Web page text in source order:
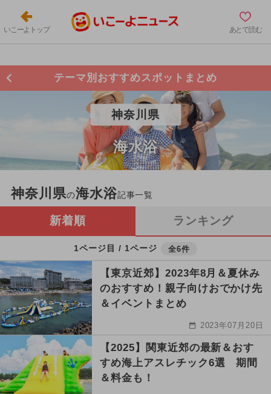
いこーよトップ あとで読む
テーマ別おすすめスポットまとめ
神奈川県
海水浴
神奈川県の海水浴記事一覧
新着順 ランキング
1ページ目 / 1ページ 全6件
【東京近郊】2023年8月＆夏休み
のおすすめ！親子向けおでかけ先
＆イベントまとめ
2023年07月20日
【2025】関東近郊の最新＆おす
すめ海上アスレチック6選 期間
＆料金も！